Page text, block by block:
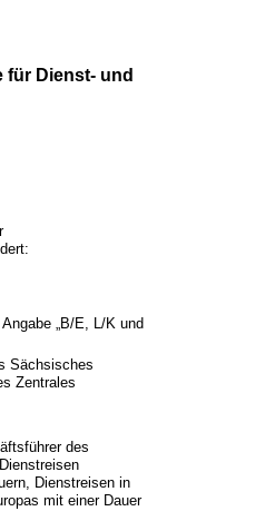
Dienst- und
„B/E, L/K und
Sächsisches
Zentrales
des
Dienstreisen in
mit einer Dauer